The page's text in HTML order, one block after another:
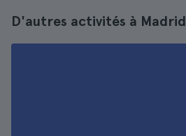
D'autres activités à Madrid